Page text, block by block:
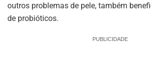
outros problemas de pele, também
de probióticos.
PUBLICIDADE